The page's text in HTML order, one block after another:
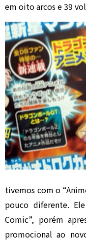
em oito arcos e 39
tivemos com o
pouco diferente.
Comic”, porém
promocional ao